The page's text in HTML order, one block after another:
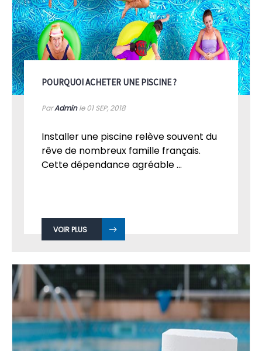
POURQUOI ACHETER UNE PISCINE ?
ParAdminle 01SEP, 2018
Installer une piscine relève souvent du
rêve de nombreux famille français.
Cette dépendance agréable ...
VOIR PLUS